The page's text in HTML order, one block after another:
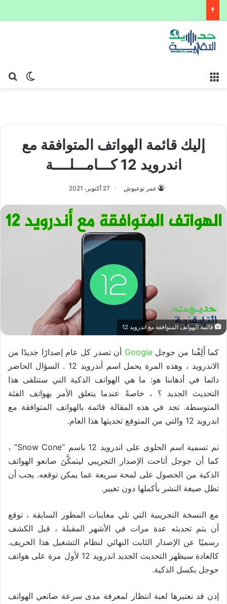
الوضع
إليك قائمة الهواتف المتوافقة مع
اندرويد 12 كـــامـــلــــة
عمر توعيوش 27 أكتوبر، 2021
قائمة الهواتف المتوافقة مع اندرويد 12
كما أَلِفْنا من جوجلGoogle أن تصدر كل عام إصدارًا جديدًا من
الاندرويد ، وهذه المرة يحمل اسم أندرويد 12 . السؤال الحاضر
دائما في أذهاننا هو: ما هي الهواتف الذكية التي ستتلقى هذا
التحديث الجديد ؟ ، خاصةً عندما يتعلق الأمر بهواتف الفئة
المتوسطة. تجد في هذه المقالة قائمة بالهواتف المتوافقة مع
اندرويد 12 والتي من المتوقع تحديثها هذا العام.
تم تسمية اسم الحلوى على اندرويد 12 باسم “Snow Cone” ،
كما أن جوجل أتاحت الإصدار التجريبي ليتمكَّنَ صانعو الهواتف
الذكية من الحصول على لمحة سريعة عما يمكن توقعه. يجب أن
تظل صيغة النشر بأكملها دون تغيير.
مع النسخة التجريبية التي تلي معاينات المطور السابقة ، توقع
أن يتم تحديثه عدة مرات في الأشهر المقبلة ، قبل الكشف
رسميًا عن الإصدار الثابت النهائي لنظام التشغيل هذا الخريف.
كالعادة سيظهر التحديث الجديد اندرويد 12 لأول مرة على هواتف
جوجل بكسل الذكية.
إذن قد نعتبرها لعبة انتظار لمعرفة مدى سرعة صانعي الهواتف